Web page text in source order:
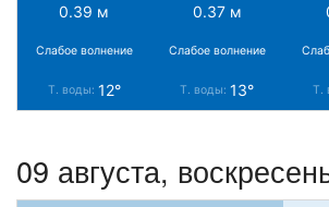
0.39 м 0.37 м
Слабое волнение Слабое волнение
Т. воды: 12° Т. воды: 13° Т.
09 августа,